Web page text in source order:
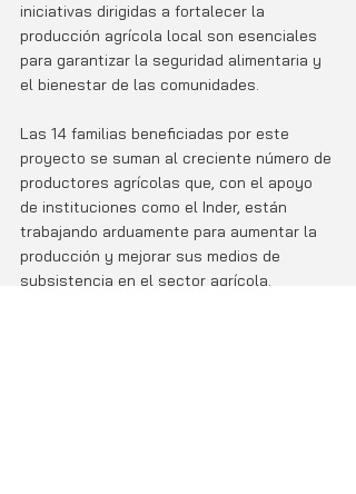
iniciativas dirigidas a fortalecer la
producción agrícola local son esenciales
para garantizar la seguridad alimentaria y
el bienestar de las comunidades.
Las 14 familias beneficiadas por este
proyecto se suman al creciente número de
productores agrícolas que, con el apoyo
de instituciones como el Inder, están
trabajando arduamente para aumentar la
producción y mejorar sus medios de
subsistencia en el sector agrícola.